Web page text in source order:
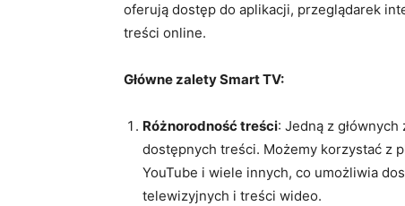
oferują dostęp do aplikacji, przeglądarek
treści online.
Główne zalety Smart TV:
Różnorodność treści: Jedną z
dostępnych treści. Możemy korzystać z
YouTube i wiele innych, co umożliwia
telewizyjnych i treści wideo.